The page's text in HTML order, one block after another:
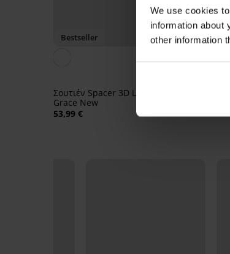
We use cookies
information about
other information
Bestseller
Σουτιέν Spacer 3D Lady
Grace New
53,99 €
Bestseller